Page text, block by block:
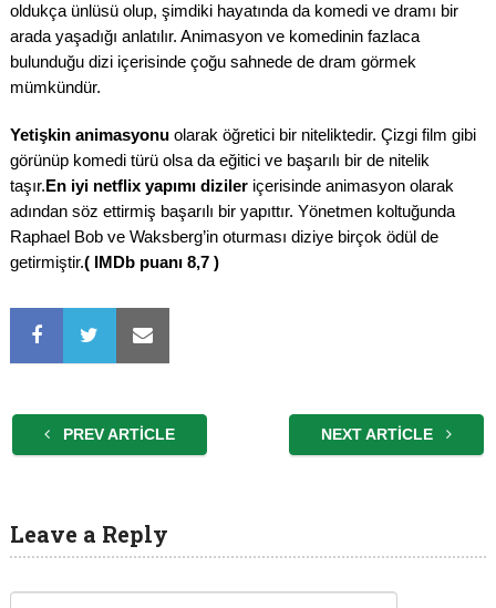
oldukça ünlüsü olup, şimdiki hayatında da komedi ve dramı bir
arada yaşadığı anlatılır. Animasyon ve komedinin fazlaca
bulunduğu dizi içerisinde çoğu sahnede de dram görmek
mümkündür.
Yetişkin animasyonuolarak öğretici bir niteliktedir. Çizgi film gibi
görünüp komedi türü olsa da eğitici ve başarılı bir de nitelik
taşır.En iyi netflix yapımı dizileriçerisinde animasyon olarak
adından söz ettirmiş başarılı bir yapıttır. Yönetmen koltuğunda
Raphael Bob ve Waksberg’in oturması diziye birçok ödül de
getirmiştir.( IMDb puanı 8,7 )
PREV ARTICLE NEXT ARTICLE
Leave a Reply